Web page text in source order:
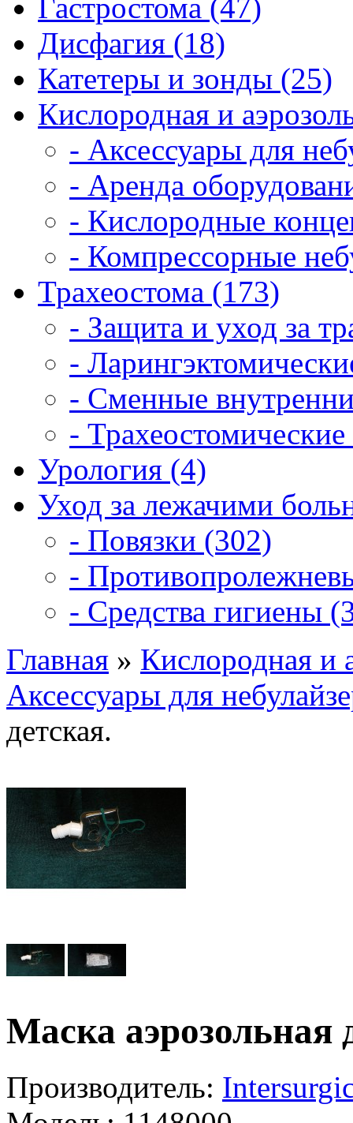
Гастростома (47)
Дисфагия (18)
Катетеры и зонды (25)
Кислородная и
- Аксессуары для
- Аренда
- Кислородные
- Компрессорные
Трахеостома (173)
- Защита и уход за
-
- Сменные
-
Урология (4)
Уход за лежачими
- Повязки (302)
-
- Средства гигиены
Главная » Кислородная и
Аксессуары для
детская.
Маска аэрозольная
Производитель: